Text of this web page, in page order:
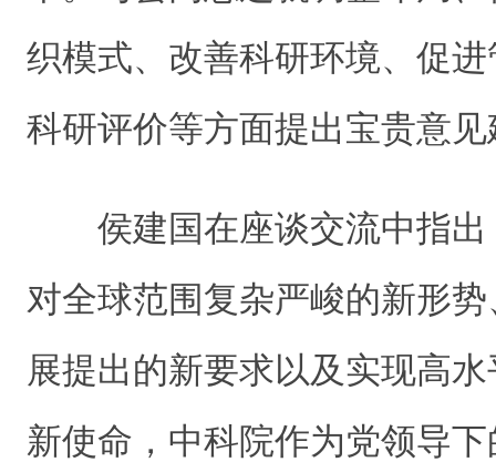
织模式、改善科研环境、促
科研评价等方面提出宝贵意
侯建国在座谈交流中指出
对全球范围复杂严峻的新形
展提出的新要求以及实现高
新使命，中科院作为党领导